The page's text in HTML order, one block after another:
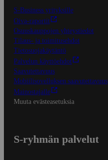
S-Business yrityksille
Oiva-raportit
Osuuskauppojen yhteystiedot
Tilaus- ja toimitusehdot
Tietosuojakäytäntö
Palvelun käyttöehdot
Saavutettavuus
Mobiilisovelluksen saavutettavuus
Mainostajalle
Muuta evästeasetuksia
S-ryhmän palvelut